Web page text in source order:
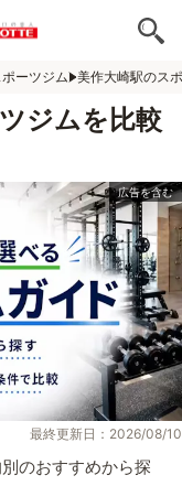
ーツジム 美作大崎駅のス
ジムを比較
最終更新日：2026/08/10
のおすすめから探